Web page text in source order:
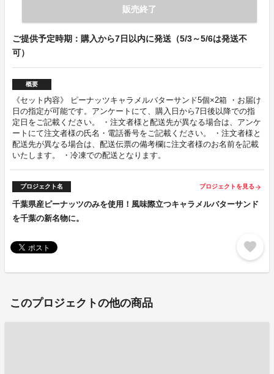
販売終了
ご提供予定時期：購入から7日以内に発送（5/3～5/6は発送不
可）
概要
《セット内容》 ピーナッツキャラメルバターサンド5個×2箱 ・お届け
日の指定が可能です。アンケートにて、購入日から7日後以降での指
定日をご記載ください。 ・注文者様と配送先が異なる場合は、アンケ
ートにて注文者様の氏名・電話番号をご記載ください。 ・注文者様と
配送先が異なる場合は、配送伝票の備考欄に注文者様のお名前を記載
いたします。 ・冷凍での配送となります。
プロジェクト名 プロジェクトを見る arrow_forward
千葉県産ピーナッツのみを使用！風味際立つキャラメルバターサンド
を千葉の新名物に。
favorite
このプロジェクトの他の商品